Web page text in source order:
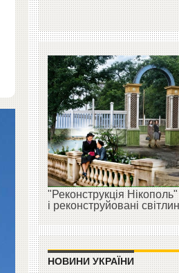
"Реконструкція
і реконструйовані
НОВИНИ УКРАЇНИ